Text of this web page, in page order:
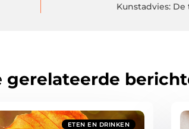
Kunstadvies:
gerelateerde
ETEN EN DRINKEN